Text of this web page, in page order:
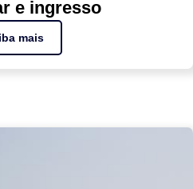
e ingresso
mais